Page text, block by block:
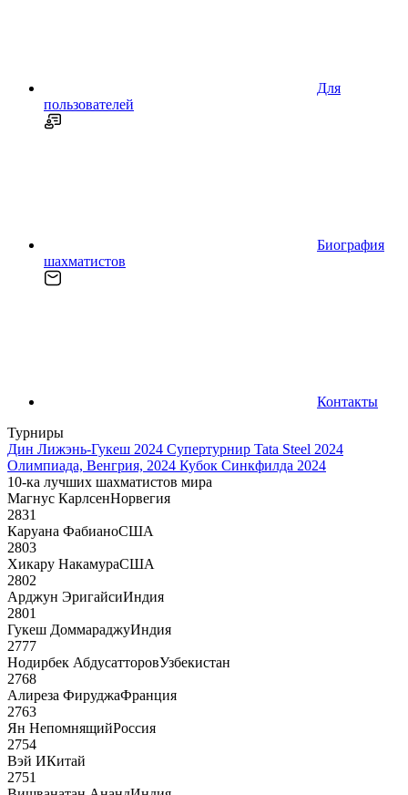
Для
пользователей
Биография
шахматистов
Контакты
Турниры
Дин Лижэнь-Гукеш 2024 Супертурнир Tata Steel 2024
Олимпиада, Венгрия, 2024 Кубок Синкфилда 2024
10-ка лучших шахматистов мира
Магнус КарлсенНорвегия
2831
Каруана ФабианоСША
2803
Хикару НакамураСША
2802
Арджун ЭригайсиИндия
2801
Гукеш ДоммараджуИндия
2777
Нодирбек АбдусатторовУзбекистан
2768
Алиреза ФируджаФранция
2763
Ян НепомнящийРоссия
2754
Вэй ИКитай
2751